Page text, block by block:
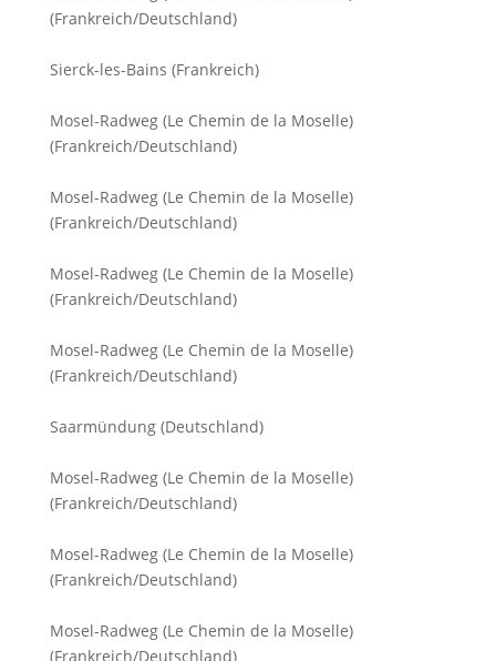
(Frankreich/Deutschland)
Sierck-les-Bains (Frankreich)
Mosel-Radweg (Le Chemin de la Moselle)
(Frankreich/Deutschland)
Mosel-Radweg (Le Chemin de la Moselle)
(Frankreich/Deutschland)
Mosel-Radweg (Le Chemin de la Moselle)
(Frankreich/Deutschland)
Mosel-Radweg (Le Chemin de la Moselle)
(Frankreich/Deutschland)
Saarmündung (Deutschland)
Mosel-Radweg (Le Chemin de la Moselle)
(Frankreich/Deutschland)
Mosel-Radweg (Le Chemin de la Moselle)
(Frankreich/Deutschland)
Mosel-Radweg (Le Chemin de la Moselle)
(Frankreich/Deutschland)